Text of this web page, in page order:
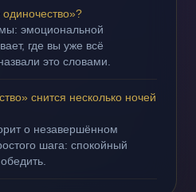
эмоциональной
где вы уже всё
это словами.
снится несколько ночей
о незавершённом
шага: спокойный